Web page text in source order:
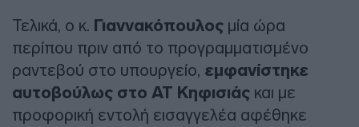
Τελικά, ο κ. Γιαννακόπουλος μία ώρα
περίπου πριν από το προγραμματισμένο
ραντεβού στο υπουργείο, εμφανίστηκε
αυτοβούλως στο ΑΤ Κηφισιάς και με
προφορική εντολή εισαγγελέα αφέθηκε